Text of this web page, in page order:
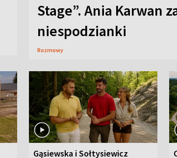
Stage”. Ania Karwan
niespodzianki
Rozmowy
Gąsiewska i Sołtysiewicz